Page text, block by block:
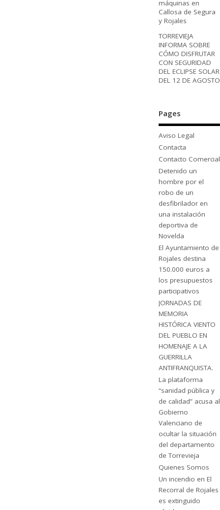
máquinas en
Callosa de Segura
y Rojales
TORREVIEJA
INFORMA SOBRE
CÓMO DISFRUTAR
CON SEGURIDAD
DEL ECLIPSE SOLAR
DEL 12 DE AGOSTO
Pages
Aviso Legal
Contacta
Contacto Comercial
Detenido un
hombre por el
robo de un
desfibrilador en
una instalación
deportiva de
Novelda
El Ayuntamiento de
Rojales destina
150.000 euros a
los presupuestos
participativos
JORNADAS DE
MEMORIA
HISTÓRICA VIENTO
DEL PUEBLO EN
HOMENAJE A LA
GUERRILLA
ANTIFRANQUISTA.
La plataforma
“sanidad pública y
de calidad” acusa al
Gobierno
Valenciano de
ocultar la situación
del departamento
de Torrevieja
Quienes Somos
Un incendio en El
Recorral de Rojales
es extinguido